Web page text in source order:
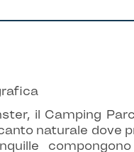
il Camping
naturale dove